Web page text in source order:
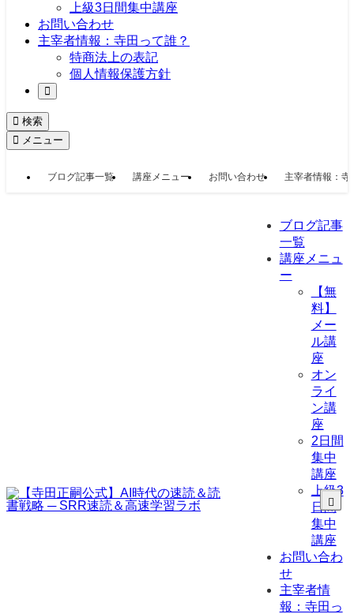
上級3日間集中講座
お問い合わせ
主宰者情報：寺田って誰？
特商法上の表記
個人情報保護方針
検索
メニュー
ブログ記事一覧 講座メニュー お問い合わせ 主宰者情報：寺
ブログ記事
一覧
講座メニュ
ー
【無
料】
メー
ル講
座
オン
ライ
ン講
座
2日間
集中
講座
上級3
日間
集中
講座
お問い合わ
せ
主宰者情
報：寺田っ